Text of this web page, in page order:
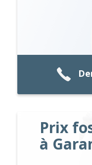
Prix
à